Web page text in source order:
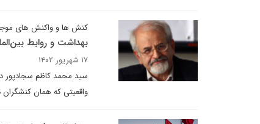
کنش ها و واکنش های
بهداشت و روابط
۱۷ شهریور ۱۴۰۲
سید محمد کاظم سجادپور
واقعیتی که همان کنشگران